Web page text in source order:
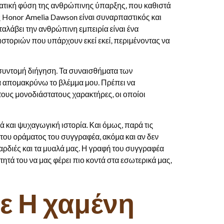
φύση της ανθρώπινης ύπαρξης, που καθιστά
Amelia Dawson είναι συναρπαστικός και
την ανθρώπινη εμπειρία είναι ένα
που υπάρχουν εκεί εκεί, περιμένοντας να
διήγηση. Τα συναισθήματα των
απομακρύνω το βλέμμα μου. Πρέπει να
μονοδιάστατους χαρακτήρες, οι οποίοι
ψυχαγωγική ιστορία. Και όμως, παρά τις
οράματος του συγγραφέα, ακόμα και αν δεν
και τα μυαλά μας. Η γραφή του συγγραφέα
του να μας φέρει πιο κοντά στα εσωτερικά μας,
Η χαμένη